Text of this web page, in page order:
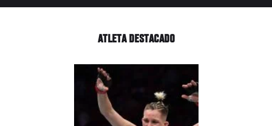
ATLETA DESTACADO